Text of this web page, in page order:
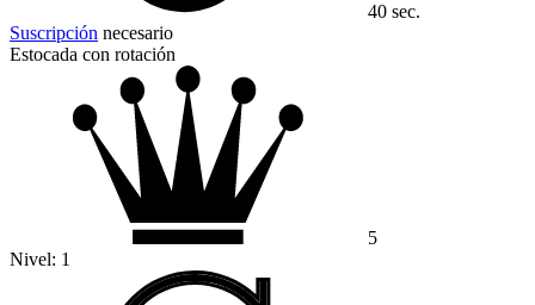
40 sec.
Suscripción necesario
Estocada con rotación
5
Nivel: 1